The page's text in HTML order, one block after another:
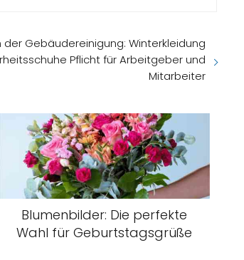
der Gebäudereinigung: Winterkleidung
Pflicht für Arbeitgeber und
Mitarbeiter
Blumenbilder: Die perfekte
Wahl für Geburtstagsgrüße